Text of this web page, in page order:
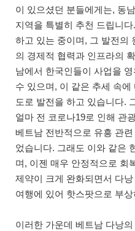
이 있으셨던 분들에게는, 동
지역을 특별히 추천 드립니
하고 있는 중이며, 그 발전의
의 경제적 협력과 인프라의
남에서 한국인들이 사업을
수 있으며, 이 같은 추세 속
도로 발전을 하고 있습니다.
얼마 전 코로나19로 인해 관
베트남 전반적으로 유흥 관
었습니다. 그래도 이와 같은
며, 이젠 매우 안정적으로 회
제약이 크게 완화되면서 다
여행에 있어 핫스팟으로 부
이러한 가운데 베트남 다낭